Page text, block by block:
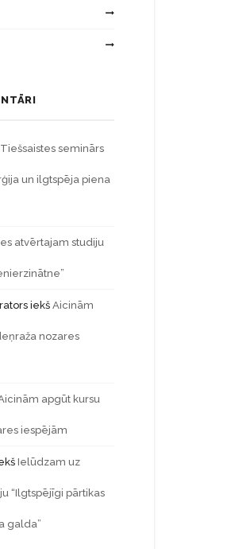
Tiešsaistes seminārs
un ilgtspēja piena
atvērtajam studiju
iekš Aicinām
nozares
apgūt kursu
iespējām
Ielūdzam uz
“Ilgtspējīgi pārtikas
galda”